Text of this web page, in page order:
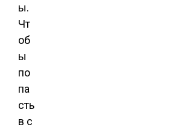
ы.
Чт
об
ы
по
па
сть
в с